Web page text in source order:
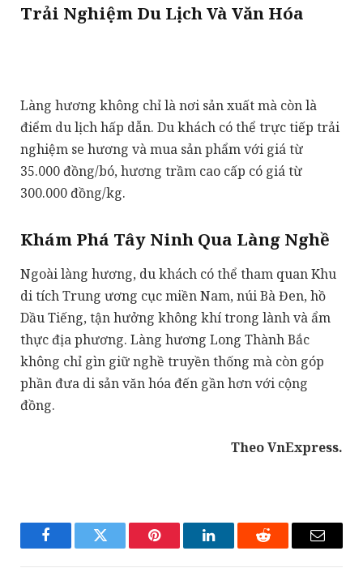
Trải Nghiệm Du Lịch Và Văn Hóa
Làng hương không chỉ là nơi sản xuất mà còn là
điểm du lịch hấp dẫn. Du khách có thể trực tiếp trải
nghiệm se hương và mua sản phẩm với giá từ
35.000 đồng/bó, hương trầm cao cấp có giá từ
300.000 đồng/kg.
Khám Phá Tây Ninh Qua Làng Nghề
Ngoài làng hương, du khách có thể tham quan Khu
di tích Trung ương cục miền Nam, núi Bà Đen, hồ
Dầu Tiếng, tận hưởng không khí trong lành và ẩm
thực địa phương. Làng hương Long Thành Bắc
không chỉ gìn giữ nghề truyền thống mà còn góp
phần đưa di sản văn hóa đến gần hơn với cộng
đồng.
Theo VnExpress.
FacebookTwitter Pinterest LinkedInReddit Email